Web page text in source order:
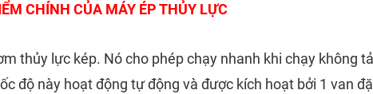
CHÍNH CỦA MÁY ÉP THỦY LỰC
thủy lực kép. Nó cho phép chạy nhanh khi chạy không
độ này hoạt động tự động và được kích hoạt bởi 1 van